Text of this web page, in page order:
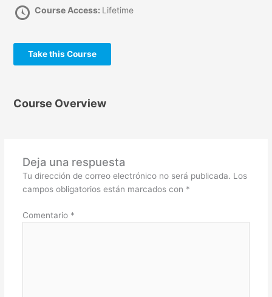
Course Access: Lifetime
Take this Course
Course Overview
Deja una respuesta
Tu dirección de correo electrónico no será publicada. Los
campos obligatorios están marcados con *
Comentario *